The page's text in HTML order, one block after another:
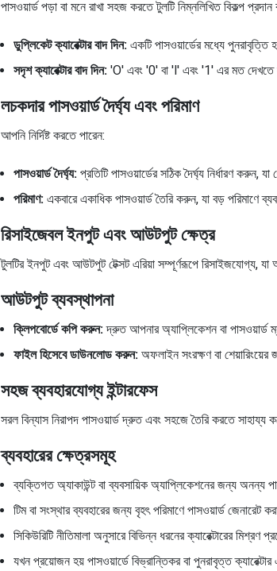
পাসওয়ার্ড পড়া বা মনে রাখা সহজ করতে টুলটি নিম্নলিখিত বিকল্প প্রদান
ডুপ্লিকেট ক্যারেক্টার বাদ দিন: একটি পাসওয়ার্ডের মধ্যে পুনরাবৃত্তি
সদৃশ ক্যারেক্টার বাদ দিন: 'O' এবং '0' বা 'l' এবং '1' এর মত দেখতে
লচকদার পাসওয়ার্ড দৈর্ঘ্য এবং পরিমাণ
আপনি নির্দিষ্ট করতে পারেন:
পাসওয়ার্ড দৈর্ঘ্য: প্রতিটি পাসওয়ার্ডের সঠিক দৈর্ঘ্য নির্ধারণ করুন,
পরিমাণ: একবারে একাধিক পাসওয়ার্ড তৈরি করুন, যা বড় পরিমাণে
রিসাইজেবল ইনপুট এবং আউটপুট ক্ষেত্র
টুলটির ইনপুট এবং আউটপুট টেক্সট এরিয়া সম্পূর্ণরূপে রিসাইজযোগ্য, যা
আউটপুট ব্যবস্থাপনা
ক্লিপবোর্ডে কপি করুন:দ্রুত আপনার অ্যাপ্লিকেশন বা পাসওয়ার্ড
ফাইল হিসেবে ডাউনলোড করুন: অফলাইন সংরক্ষণ বা
সহজ ব্যবহারযোগ্য ইন্টারফেস
সরল বিন্যাস নিরাপদ পাসওয়ার্ড দ্রুত এবং সহজে তৈরি করতে
ব্যবহারের ক্ষেত্রসমূহ
ব্যক্তিগত অ্যাকাউন্ট বা ব্যবসায়িক অ্যাপ্লিকেশনের জন্য অনন্য
টিম বা সংস্থার ব্যবহারের জন্য বৃহৎ পরিমাণে পাসওয়ার্ড জেনারেট
সিকিউরিটি নীতিমালা অনুসারে বিভিন্ন ধরনের ক্যারেক্টারের
যখন প্রয়োজন হয় পাসওয়ার্ডে বিভ্রান্তিকর বা পুনরাবৃত্ত ক্যারেক্টার